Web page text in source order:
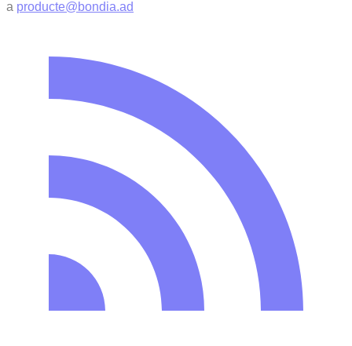
a producte@bondia.ad